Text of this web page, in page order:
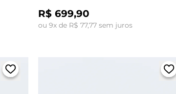
R$ 699,90
ou 9x de R$ 77,77 sem juros